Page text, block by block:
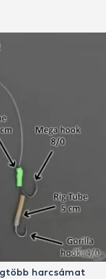
harcsámat